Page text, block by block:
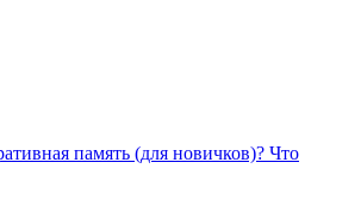
память (для новичков)? Что